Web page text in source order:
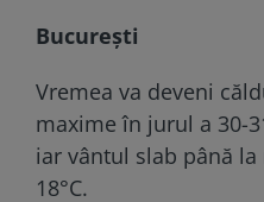
București
Vremea va deveni
maxime în jurul a 30-
iar vântul slab până
18°C.